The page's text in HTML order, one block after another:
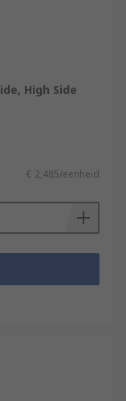
High Side
€ 2,485/eenheid